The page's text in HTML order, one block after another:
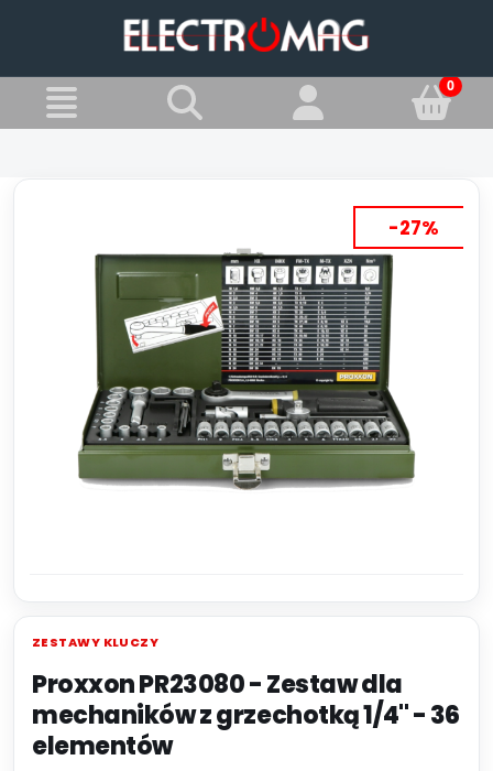
Zestawy kluczy
-27%
ZESTAWY KLUCZY
Proxxon PR23080 - Zestaw dla
mechaników z grzechotką 1/4'' - 36
elementów